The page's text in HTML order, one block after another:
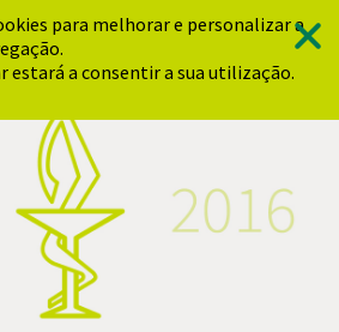
para melhorar e personalizar a
estará a consentir a sua utilização.